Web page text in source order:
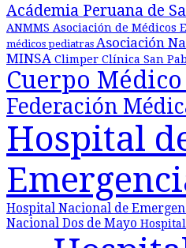
Acádemia Peruana de
ANMMS Asociación de Médicos
médicos pediatras Asociación
MINSA Climper Clínica San
Cuerpo
Federación
Hospital
Hospital Nacional de
Nacional Dos de Mayo